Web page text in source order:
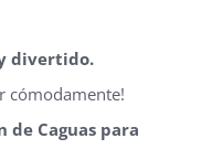
divertido.
cómodamente!
de Caguas para